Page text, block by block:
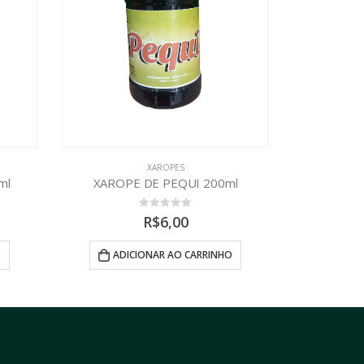
XAROPES
XAROPE DE PRÓPOLIS 200ml
out of 5
R$6,00
ADICIONAR AO CARRINHO